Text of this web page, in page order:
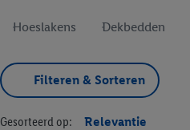
Hoeslakens Dekbedden
Filteren & Sorteren
Gesorteerd op: Relevantie